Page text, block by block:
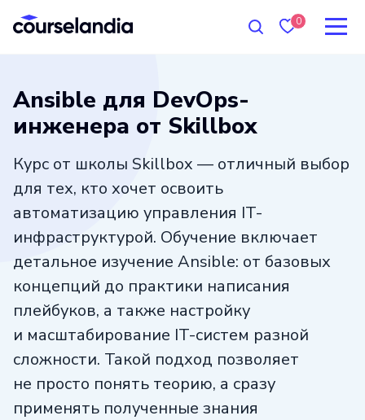
0
Ansible для DevOps-
инженера от Skillbox
Курс от школы Skillbox — отличный выбор
для тех, кто хочет освоить
автоматизацию управления IT-
инфраструктурой. Обучение включает
детальное изучение Ansible: от базовых
концепций до практики написания
плейбуков, а также настройку
и масштабирование IT-систем разной
сложности. Такой подход позволяет
не просто понять теорию, а сразу
применять полученные знания